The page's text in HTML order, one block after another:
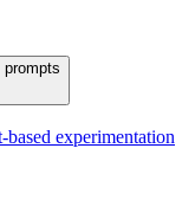
prompts
experimentation